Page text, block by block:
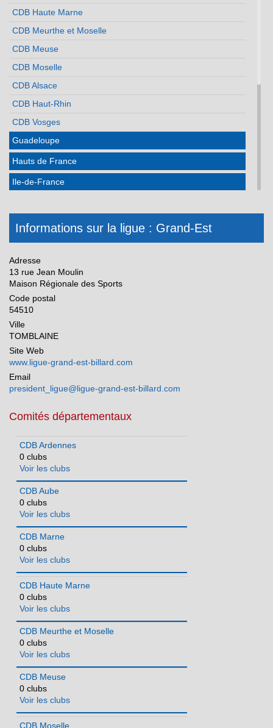
CDB Haute Marne
CDB Meurthe et Moselle
CDB Meuse
CDB Moselle
CDB Alsace
CDB Haut-Rhin
CDB Vosges
Guadeloupe
Hauts de France
Ile-de-France
Méditerranée
Normandie
Nouvelle Aquitaine
Occitanie
Pays de la Loire
Réunion
Informations sur la ligue : Grand-Est
Adresse
13 rue Jean Moulin
Maison Régionale des Sports
Code postal
54510
Ville
TOMBLAINE
Site Web
www.ligue-grand-est-billard.com
Email
president_ligue@ligue-grand-est-billard.com
Comités départementaux
CDB Ardennes
0 clubs
Voir les clubs
CDB Aube
0 clubs
Voir les clubs
CDB Marne
0 clubs
Voir les clubs
CDB Haute Marne
0 clubs
Voir les clubs
CDB Meurthe et Moselle
0 clubs
Voir les clubs
CDB Meuse
0 clubs
Voir les clubs
CDB Moselle